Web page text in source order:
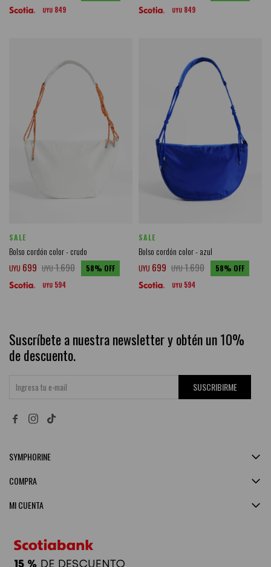
UYU 849 UYU 849
SALE
Bolso cordón color - crudo
UYU 699 UYU1.690 58
UYU 594
SALE
Bolso cordón color - azul
UYU 699 UYU1.690 58
UYU 594
Suscríbete a nuestra newsletter y obtén un 10%
de descuento.
SUSCRIBIRME
 
SYMPHORINE
MI CUENTA
COMPRA